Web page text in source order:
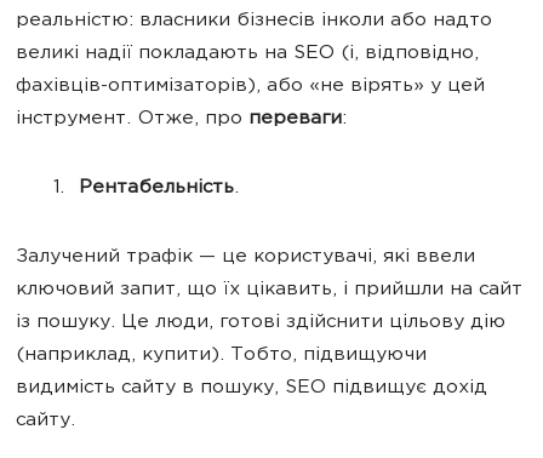
реальністю: власники бізнесів інколи або надто
великі надії покладають на SEO (і, відповідно,
фахівців-оптимізаторів), або «не вірять» у цей
інструмент. Отже, про переваги:
Рентабельність.
Залучений трафік — це користувачі, які ввели
ключовий запит, що їх цікавить, і прийшли на сайт
із пошуку. Це люди, готові здійснити цільову дію
(наприклад, купити). Тобто, підвищуючи
видимість сайту в пошуку, SEO підвищує дохід
сайту.